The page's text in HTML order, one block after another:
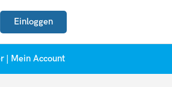
Einloggen
Mein Account